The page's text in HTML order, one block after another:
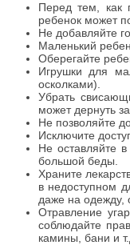
Перед тем, как
ребенок может
Не добавляйте
Маленький
Оберегайте
Игрушки для
осколками).
Убрать
может дернуть
Не позволяйте
Исключите
Не оставляйте
большой беды.
Храните
в недоступном
даже на одежду,
Отравление
соблюдайте
камины, бани и